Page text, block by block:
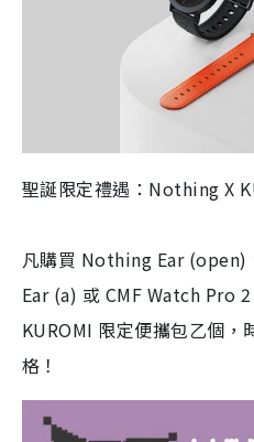
聖誕限定禮遇：Nothing X
凡購買 Nothing Ear
Ear (a) 或 CMF Watch Pro
KUROMI 限定便攜包乙個，
格！